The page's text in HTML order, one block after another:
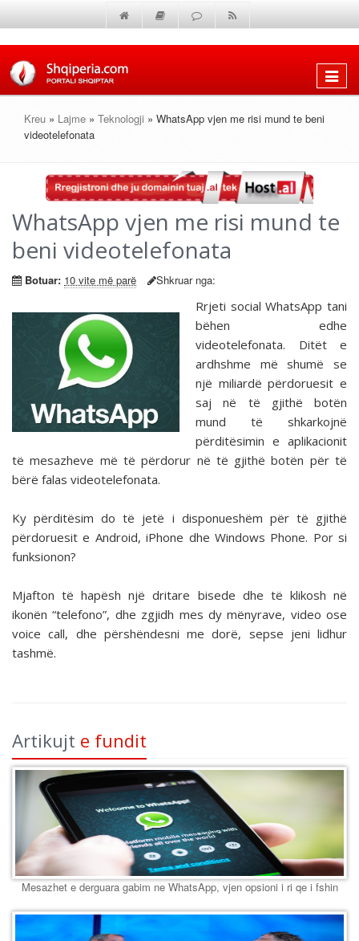
Shfaq
Kreu » Lajme » Teknologji » WhatsApp vjen me risi mund te beni
videotelefonata
WhatsApp vjen me risi mund te
beni videotelefonata
Botuar: 10 vite më parë Shkruar nga:
Rrjeti social WhatsApp tani
bëhen edhe
videotelefonata. Ditët e
ardhshme më shumë se
një miliardë përdoruesit e
saj në të gjithë botën
mund të shkarkojnë
përditësimin e aplikacionit
të mesazheve më të përdorur në të gjithë botën për të
bërë falas videotelefonata.
Ky përditësim do të jetë i disponueshëm për të gjithë
përdoruesit e Android, iPhone dhe Windows Phone. Por si
funksionon?
Mjafton të hapësh një dritare bisede dhe të klikosh në
ikonën “telefono”, dhe zgjidh mes dy mënyrave, video ose
voice call, dhe përshëndesni me dorë, sepse jeni lidhur
tashmë.
Artikujt e fundit
Mesazhet e derguara gabim ne WhatsApp, vjen opsioni i ri qe i fshin